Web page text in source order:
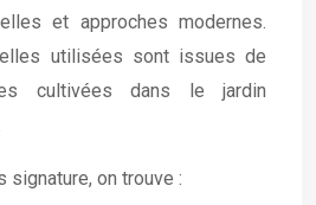
et approches modernes.
utilisées sont issues de
cultivées dans le jardin
signature, on trouve :